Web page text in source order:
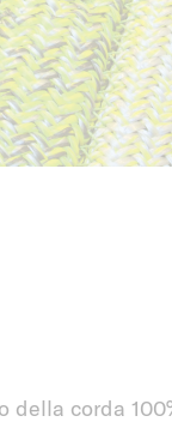
della corda